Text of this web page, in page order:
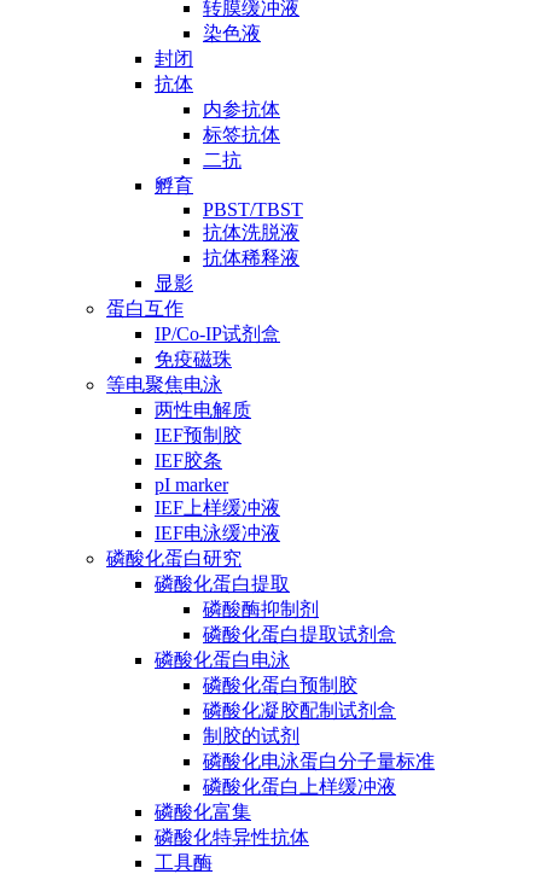
转膜缓冲液
染色液
封闭
抗体
内参抗体
标签抗体
二抗
孵育
PBST/TBST
抗体洗脱液
抗体稀释液
显影
蛋白互作
IP/Co-IP试剂盒
免疫磁珠
等电聚焦电泳
两性电解质
IEF预制胶
IEF胶条
pI marker
IEF上样缓冲液
IEF电泳缓冲液
磷酸化蛋白研究
磷酸化蛋白提取
磷酸酶抑制剂
磷酸化蛋白提取试剂盒
磷酸化蛋白电泳
磷酸化蛋白预制胶
磷酸化凝胶配制试剂盒
制胶的试剂
磷酸化电泳蛋白分子量标准
磷酸化蛋白上样缓冲液
磷酸化富集
磷酸化特异性抗体
工具酶